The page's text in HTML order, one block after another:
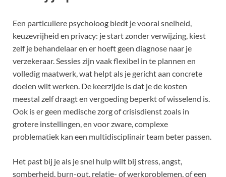
Een particuliere psycholoog biedt je vooral snelheid,
keuzevrijheid en privacy: je start zonder verwijzing, kiest
zelf je behandelaar en er hoeft geen diagnose naar je
verzekeraar. Sessies zijn vaak flexibel in te plannen en
volledig maatwerk, wat helpt als je gericht aan concrete
doelen wilt werken. De keerzijde is dat je de kosten
meestal zelf draagt en vergoeding beperkt of wisselend is.
Ook is er geen medische zorg of crisisdienst zoals in
grotere instellingen, en voor zware, complexe
problematiek kan een multidisciplinair team beter passen.
Het past bij je als je snel hulp wilt bij stress, angst,
somberheid, burn-out, relatie- of werkproblemen, of een